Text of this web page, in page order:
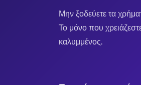
Μην ξοδεύετε τα
Το μόνο που
καλυμμένος.